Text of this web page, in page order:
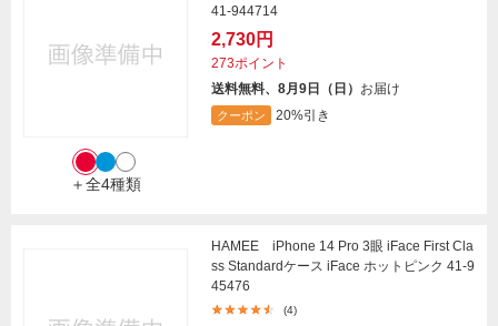
＋全4種類
41-944714
2,730円
273ポイント
送料無料、8月9日（日） お届け
クーポン 20%引き
HAMEE iPhone 14 Pro 3眼 iFace First Cla
ss Standardケース iFace ホットピンク 41-9
45476
(4)